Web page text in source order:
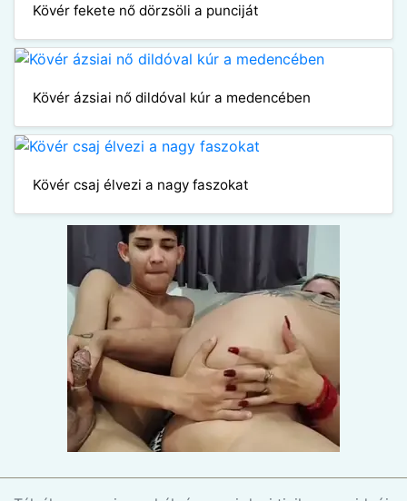
Kövér fekete nő dörzsöli a punciját
Kövér ázsiai nő dildóval kúr a medencében
Kövér csaj élvezi a nagy faszokat